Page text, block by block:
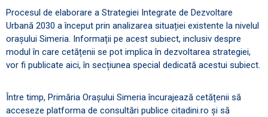
Procesul de elaborare a Strategiei Integrate de Dezvoltare
Urbană 2030 a început prin analizarea situației existente la nivelul
orașului Simeria. Informații pe acest subiect, inclusiv despre
modul în care cetățenii se pot implica în dezvoltarea strategiei,
vor fi publicate aici, în secțiunea special dedicată acestui subiect.
Între timp, Primăria Orașului Simeria încurajează cetățenii să
acceseze platforma de consultări publice citadini.ro și să